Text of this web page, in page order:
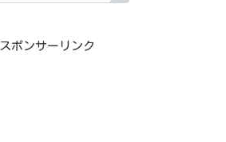
スポンサーリンク